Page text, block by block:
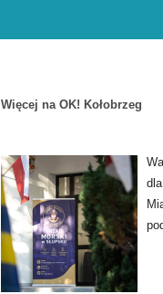
Więcej na OK! Kołobrzeg